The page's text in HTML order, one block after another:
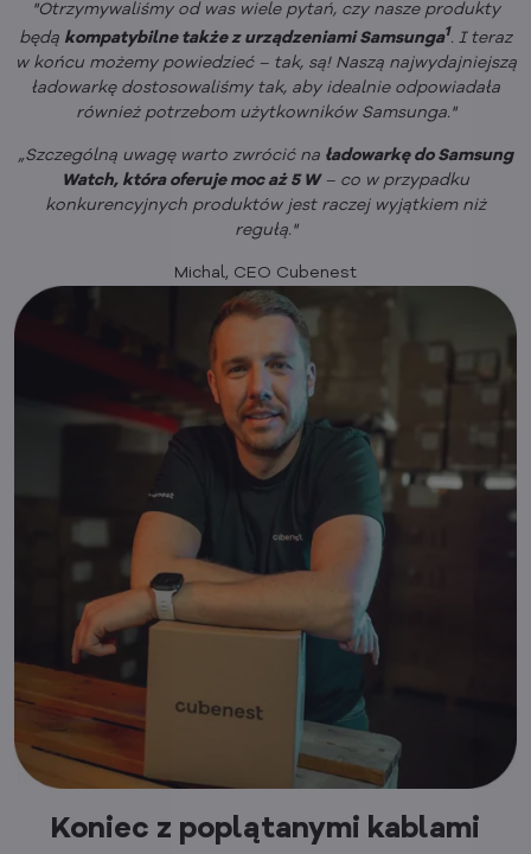
"Otrzymywaliśmy od was wiele pytań, czy nasze produkty
będą kompatybilne także z urządzeniami Samsunga1. I teraz
w końcu możemy powiedzieć – tak, są! Naszą najwydajniejszą
ładowarkę dostosowaliśmy tak, aby idealnie odpowiadała
również potrzebom użytkowników Samsunga."
„Szczególną uwagę warto zwrócić na ładowarkę do Samsung
Watch, która oferuje moc aż 5 W– co w przypadku
konkurencyjnych produktów jest raczej wyjątkiem niż
regułą."
Michal, CEO Cubenest
Koniec z poplątanymi kablami